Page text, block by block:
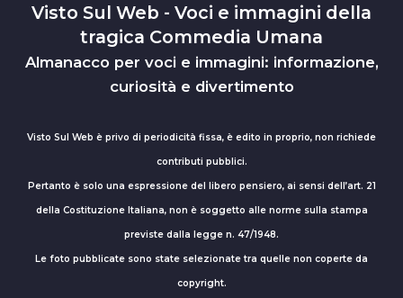
Visto Sul Web - Voci e immagini della
tragica Commedia Umana
Almanacco per voci e immagini: informazione,
curiosità e divertimento
Visto Sul Web è privo di periodicità fissa, è edito in proprio, non richiede
contributi pubblici.
Pertanto è solo una espressione del libero pensiero, ai sensi dell’art. 21
della Costituzione Italiana, non è soggetto alle norme sulla stampa
previste dalla legge n. 47/1948.
Le foto pubblicate sono state selezionate tra quelle non coperte da
copyright.